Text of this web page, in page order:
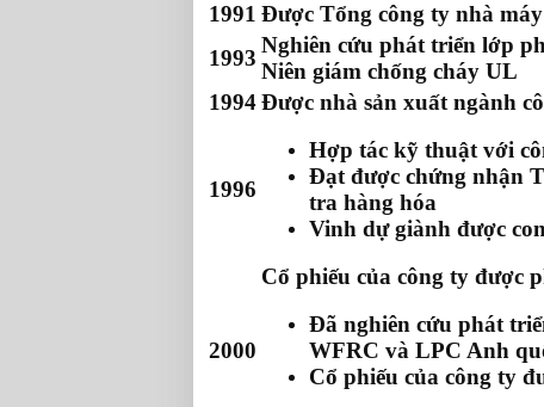
1991 Được Tổng công ty nhà
1993
Nghiên cứu phát triển lớp
Niên giám chống cháy UL
1994Được nhà sản xuất ngành
1996
Hợp tác kỹ thuật với
Đạt được chứng nhận
tra hàng hóa
Vinh dự giành được
Cổ phiếu của công ty được
2000
Đã nghiên cứu phát
WFRC và LPC Anh
Cổ phiếu của công ty